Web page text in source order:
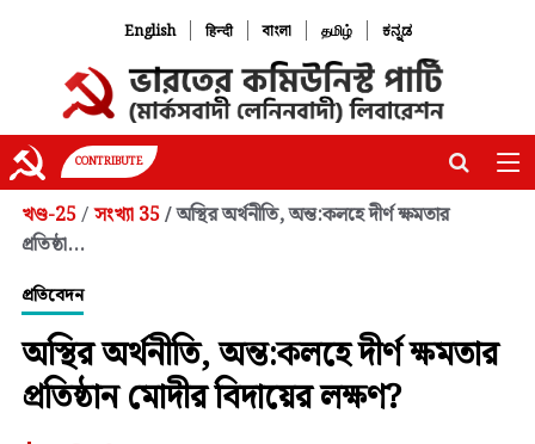
English | हिन्दी | বাংলা | தமிழ் | ಕನ್ನಡ
CONTRIBUTE
খণ্ড-25 / সংখ্যা 35 / অস্থির অর্থনীতি, অন্ত:কলহে দীর্ণ ক্ষমতার
প্রতিষ্ঠা...
প্রতিবেদন
অস্থির অর্থনীতি, অন্ত:কলহে দীর্ণ ক্ষমতার
প্রতিষ্ঠান মোদীর বিদায়ের লক্ষণ?